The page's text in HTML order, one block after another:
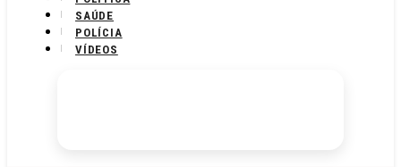
SAÚDE
POLÍCIA
VÍDEOS